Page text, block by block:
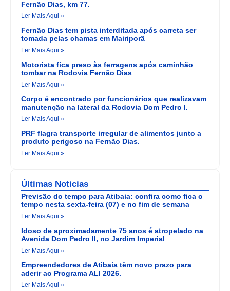
Fernão Dias, km 77.
Ler Mais Aqui »
Fernão Dias tem pista interditada após carreta ser
tomada pelas chamas em Mairiporã
Ler Mais Aqui »
Motorista fica preso às ferragens após caminhão
tombar na Rodovia Fernão Dias
Ler Mais Aqui »
Corpo é encontrado por funcionários que realizavam
manutenção na lateral da Rodovia Dom Pedro I.
Ler Mais Aqui »
PRF flagra transporte irregular de alimentos junto a
produto perigoso na Fernão Dias.
Ler Mais Aqui »
Últimas Noticias
Previsão do tempo para Atibaia: confira como fica o
tempo nesta sexta-feira (07) e no fim de semana
Ler Mais Aqui »
Idoso de aproximadamente 75 anos é atropelado na
Avenida Dom Pedro II, no Jardim Imperial
Ler Mais Aqui »
Empreendedores de Atibaia têm novo prazo para
aderir ao Programa ALI 2026.
Ler Mais Aqui »